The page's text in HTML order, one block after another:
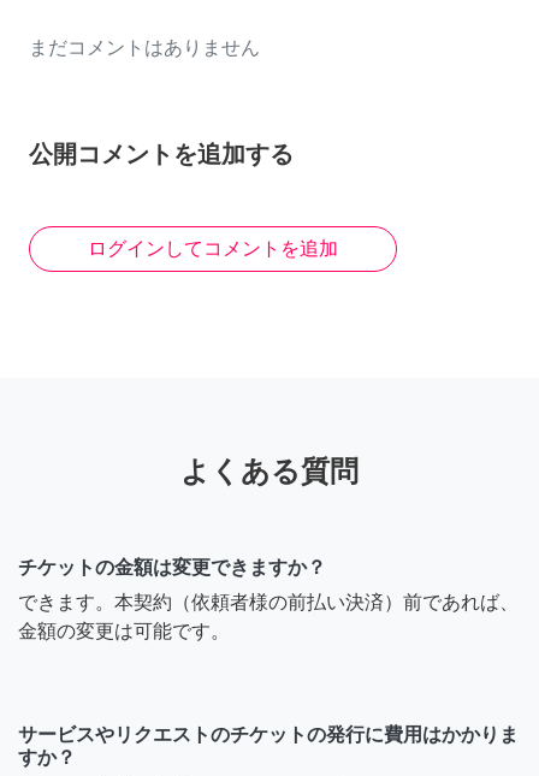
まだコメントはありません
公開コメントを追加する
ログインしてコメントを追加
よくある質問
チケットの金額は変更できますか？
できます。本契約（依頼者様の前払い決済）前であれば、
金額の変更は可能です。
サービスやリクエストのチケットの発行に費用はかかりま
すか？